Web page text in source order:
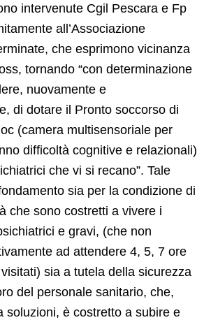
intervenute Cgil Pescara e Fp
all’Associazione
che esprimono vicinanza
tornando “con determinazione
nuovamente e
di dotare il Pronto soccorso di
(camera multisensoriale per
difficoltà cognitive e relazionali)
che vi si recano”. Tale
sia per la condizione di
che sono costretti a vivere i
e gravi, (che non
ad attendere 4, 5, 7 ore
sia a tutela della sicurezza
del personale sanitario, che,
soluzioni, è costretto a subire e